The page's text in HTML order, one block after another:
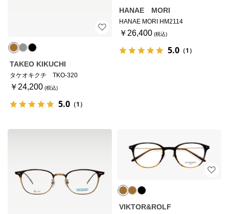
TAKEO KIKUCHI
タケオキクチ TKO-320
￥24,200
5.0 （1）
HANAE MORI
HANAE MORI HM2114
￥26,400
5.0 （1）
VIKTOR&ROLF